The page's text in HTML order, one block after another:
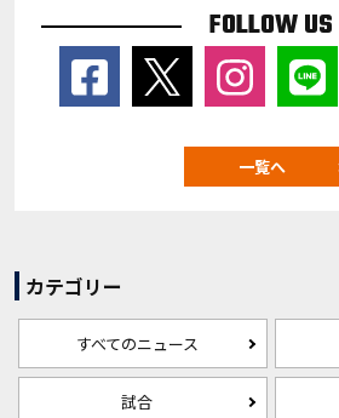
FOLLOW US
一覧へ
カテゴリー
すべてのニュース
試合